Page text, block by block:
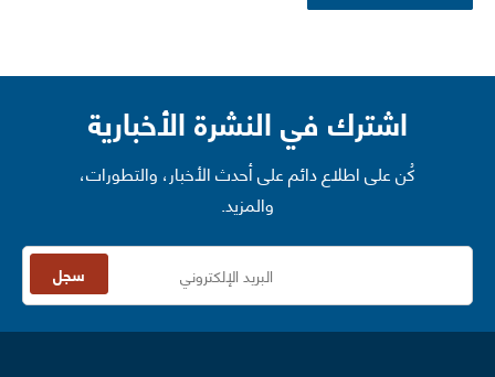
اشترك في النشرة الأخبارية
كُن على اطلاع دائم على أحدث الأخبار، والتطورات،
والمزيد.
سجل